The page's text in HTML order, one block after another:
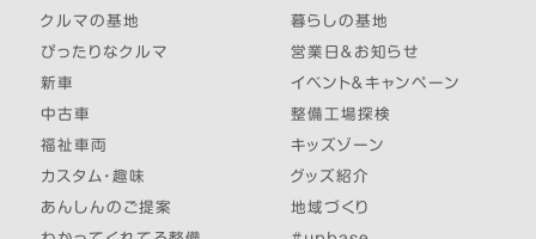
クルマの基地
ぴったりなクルマ
新車
中古車
福祉車両
カスタム・趣味
あんしんのご提案
暮らしの基地
営業日＆お知らせ
イベント＆キャンペーン
整備工場探検
キッズゾーン
グッズ紹介
地域づくり